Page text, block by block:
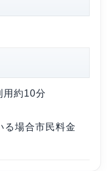
用約10分
る場合市民料金